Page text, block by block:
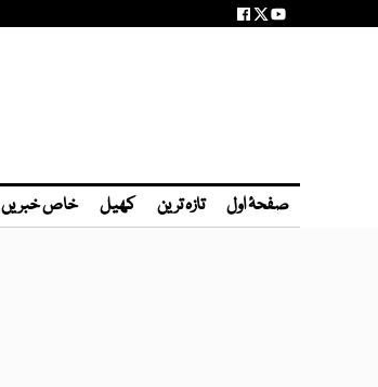
صفحۂ اول تازہ ترین کھیل خاص خبریں